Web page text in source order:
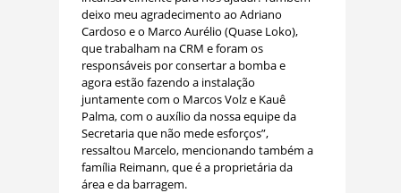
deixo meu agradecimento ao Adriano
Cardoso e o Marco Aurélio (Quase Loko),
que trabalham na CRM e foram os
responsáveis por consertar a bomba e
agora estão fazendo a instalação
juntamente com o Marcos Volz e Kauê
Palma, com o auxílio da nossa equipe da
Secretaria que não mede esforços”,
ressaltou Marcelo, mencionando também a
família Reimann, que é a proprietária da
área e da barragem.